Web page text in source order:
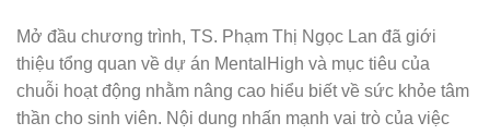
Mở đầu chương trình, TS. Phạm Thị Ngọc Lan đã giới
thiệu tổng quan về dự án MentalHigh và mục tiêu của
chuỗi hoạt động nhằm nâng cao hiểu biết về sức khỏe tâm
thần cho sinh viên. Nội dung nhấn mạnh vai trò của việc